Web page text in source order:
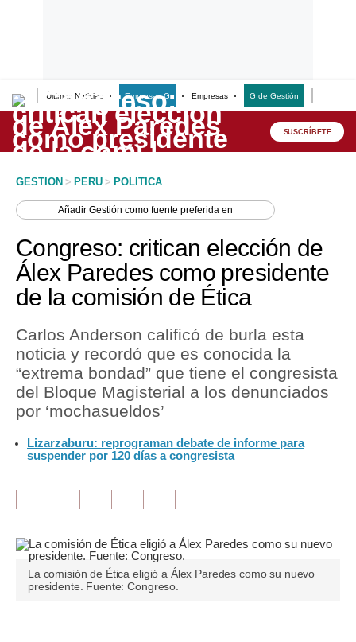
Últimas Noticias Empresas G Empresas G de Gestión
Lo último
Peru Quiosco
Economía
Mercados
Política
Tu Dinero
Finanzas Personales
Inmobiliarias
Opinión
Editorial
Pregunta de hoy
SUSCRÍBETE
GESTION > PERU > POLITICA
AñadirGestión como fuente preferida en
Congreso: critican elección de
Álex Paredes como presidente
de la comisión de Ética
Carlos Anderson calificó de burla esta
noticia y recordó que es conocida la
“extrema bondad” que tiene el congresista
del Bloque Magisterial a los denunciados
por ‘mochasueldos’
Lizarzaburu: reprograman debate de informe para
suspender por 120 días a congresista
La comisión de Ética eligió a Álex Paredes como su nuevo
presidente. Fuente: Congreso.